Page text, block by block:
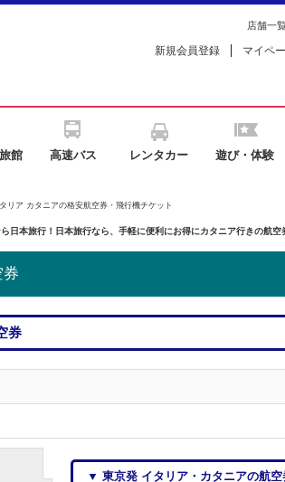
店舗一
新規会員登録 マイペ
館 高速バス レンタカー 遊び・体験
リア カタニアの格安航空券・飛行機チケット
日本旅行！日本旅行なら、手軽に便利にお得にカタニア行きの航空
券
▼ 東京発 イタリア・カタニアの航空